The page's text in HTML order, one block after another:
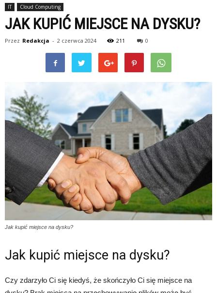
IT Cloud Computing
JAK KUPIĆ MIEJSCE NA DYSKU?
Przez Redakcja - 2 czerwca 2024 211 0
Jak kupić miejsce na dysku?
Jak kupić miejsce na dysku?
Czy zdarzyło Ci się kiedyś, że skończyło Ci się miejsce na